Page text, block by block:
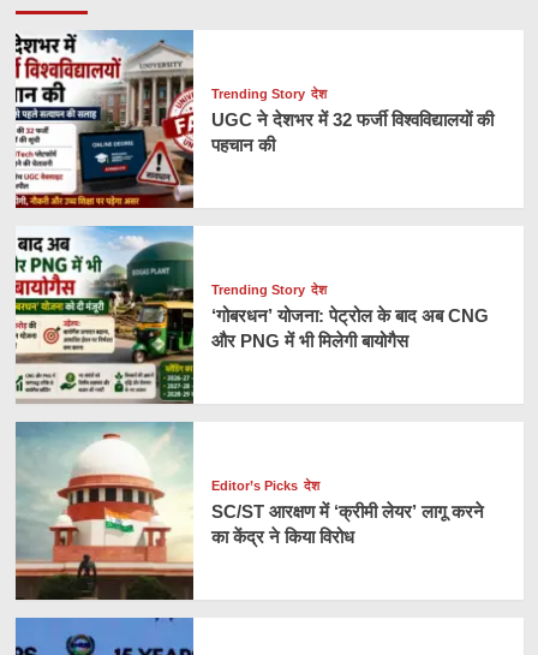
Trending Story देश
UGC ने देशभर में 32 फर्जी विश्वविद्यालयों की
पहचान की
Trending Story देश
‘गोबरधन’ योजना: पेट्रोल के बाद अब CNG
और PNG में भी मिलेगी बायोगैस
Editor’s Picks देश
SC/ST आरक्षण में ‘क्रीमी लेयर’ लागू करने
का केंद्र ने किया विरोध